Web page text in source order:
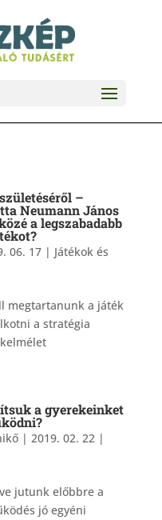
–
Neumann János
a legszabadabb
06. 17| Játékok és
megtartanunk a játék
a stratégia
a gyerekeinket
| 2019. 02. 22|
jutunk előbbre a
jó egyéni